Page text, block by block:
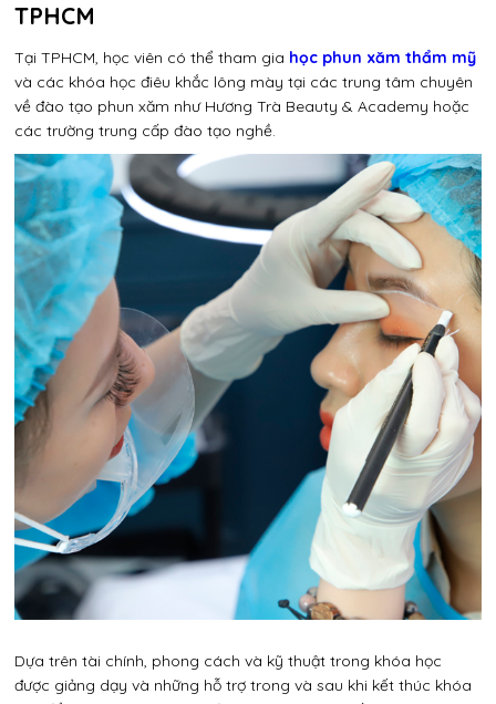
TPHCM
Tại TPHCM, học viên có thể tham gia học phun xăm thẩm mỹ
và các khóa học điêu khắc lông mày tại các trung tâm chuyên
về đào tạo phun xăm như Hương Trà Beauty & Academy hoặc
các trường trung cấp đào tạo nghề.
Dựa trên tài chính, phong cách và kỹ thuật trong khóa học
được giảng dạy và những hỗ trợ trong và sau khi kết thúc khóa